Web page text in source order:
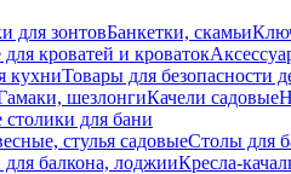
для зонтовБанкетки, скамьи
кроватей и кроваток
кухниТовары для безопасности
шезлонгиКачели садовые
для бани
стулья садовыеСтолы для
балкона, лоджииКресла-